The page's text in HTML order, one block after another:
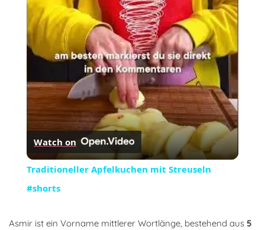
Video
Watch on
Traditioneller Apfelkuchen mit Streuseln
#shorts
Asmir ist ein Vorname mittlerer Wortlänge, bestehend aus 5